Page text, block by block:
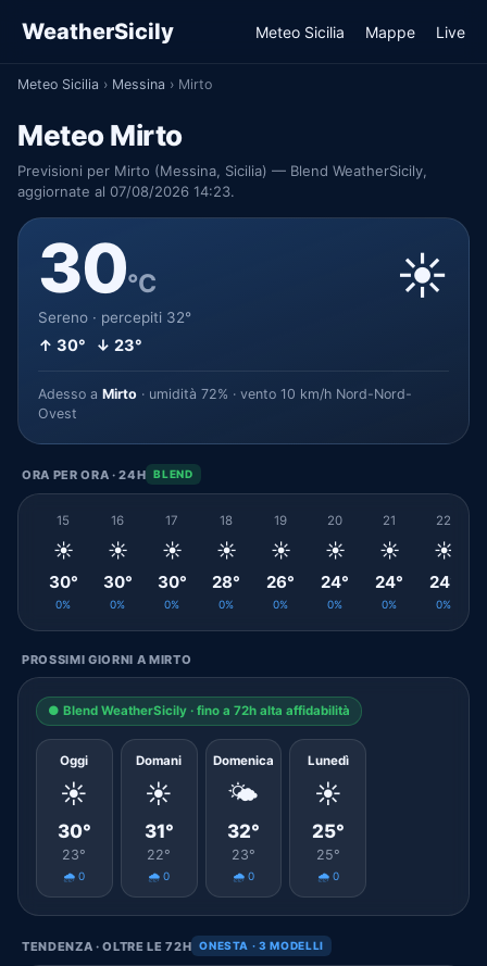
WeatherSicily Meteo Sicilia Mappe Live
Meteo Sicilia › Messina › Mirto
Meteo Mirto
Previsioni per Mirto (Messina, Sicilia) — Blend WeatherSicily,
aggiornate al 07/08/2026 14:23.
30°C
Sereno · percepiti 32°
↑ 30° ↓ 23°
☀️
Adesso a Mirto · umidità 72% · vento 10 km/h Nord-Nord-
Ovest
ORA PER ORA · 24H BLEND
15
☀️
30°
0%
16
☀️
30°
0%
17
☀️
30°
0%
18
☀️
28°
0%
19
☀️
26°
0%
20
☀️
24°
0%
21
☀️
24°
0%
22
☀️
24°
0%
PROSSIMI GIORNI A MIRTO
● Blend WeatherSicily · fino a 72h alta affidabilità
Oggi
☀️
30°
23°
🌧️ 0
Domani
☀️
31°
22°
🌧️ 0
Domenica
🌤️
32°
23°
🌧️ 0
Lunedì
☀️
25°
25°
🌧️ 0
TENDENZA · OLTRE LE 72H ONESTA · 3 MODELLI